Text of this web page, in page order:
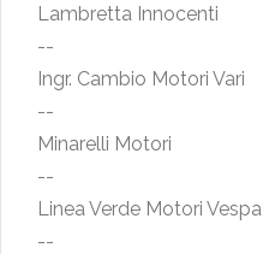
Lambretta Innocenti
--
Ingr. Cambio Motori Vari
--
Minarelli Motori
--
Linea Verde Motori Vespa
--